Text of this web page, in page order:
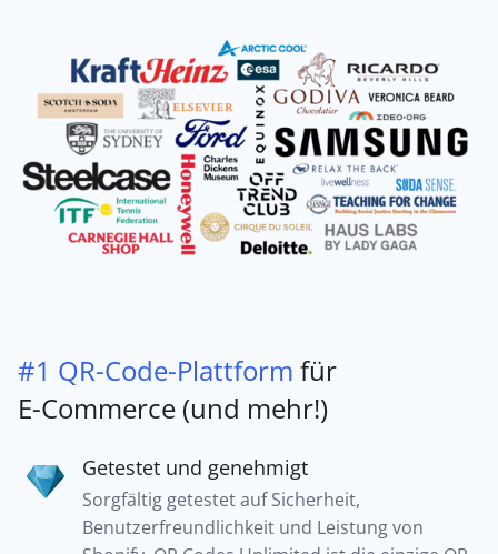
#1 QR-Code-Plattform für
E-Commerce (und mehr!)
Getestet und genehmigt
Sorgfältig getestet auf Sicherheit,
Benutzerfreundlichkeit und Leistung von